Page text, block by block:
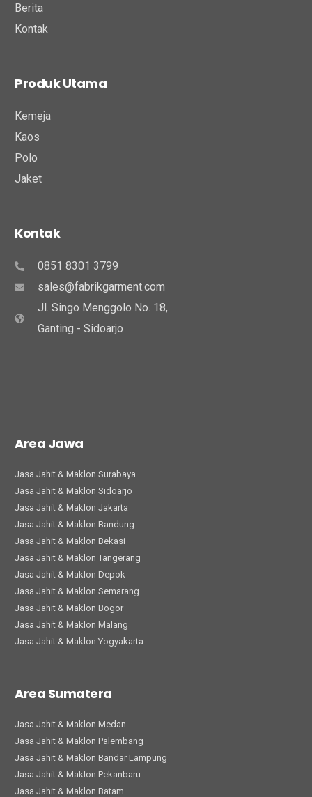
Berita
Kontak
Produk Utama
Kemeja
Kaos
Polo
Jaket
Kontak
0851 8301 3799
sales@fabrikgarment.com
Jl. Singo Menggolo No. 18,
Ganting - Sidoarjo
Area Jawa
Jasa Jahit & Maklon Surabaya
Jasa Jahit & Maklon Sidoarjo
Jasa Jahit & Maklon Jakarta
Jasa Jahit & Maklon Bandung
Jasa Jahit & Maklon Bekasi
Jasa Jahit & Maklon Tangerang
Jasa Jahit & Maklon Depok
Jasa Jahit & Maklon Semarang
Jasa Jahit & Maklon Bogor
Jasa Jahit & Maklon Malang
Jasa Jahit & Maklon Yogyakarta
Area Sumatera
Jasa Jahit & Maklon Medan
Jasa Jahit & Maklon Palembang
Jasa Jahit & Maklon Bandar Lampung
Jasa Jahit & Maklon Pekanbaru
Jasa Jahit & Maklon Batam